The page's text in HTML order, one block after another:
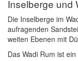
Inselberge und
Die Inselberge im
aufragenden
weiten Ebenen mit
Das Wadi Rum ist